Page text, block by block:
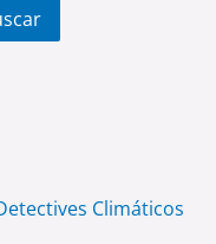
Climáticos